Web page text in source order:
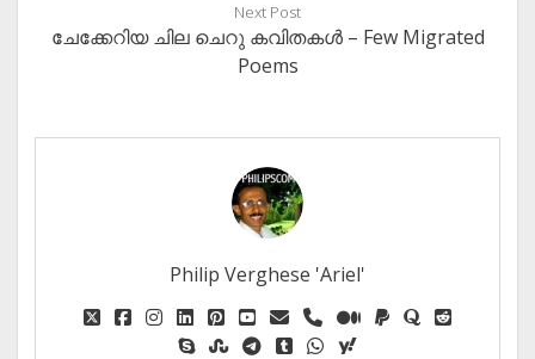
Next Post
ചേക്കേറിയ ചില ചെറു കവിതകള്‍ – Few Migrated
Poems
Philip Verghese 'Ariel'
twitterfacebook
instagram
linkedinpinterest
youtube
emailphonemediumpaypal
quorareddit
skypestumbleupon
telegram
tumblrwhatsapp
yahoo